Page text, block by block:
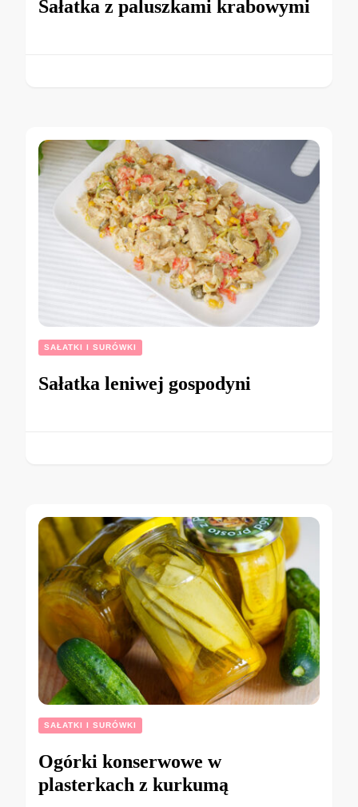
Sałatka z paluszkami krabowymi
SAŁATKI I SURÓWKI
Sałatka leniwej gospodyni
SAŁATKI I SURÓWKI
Ogórki konserwowe w
plasterkach z kurkumą